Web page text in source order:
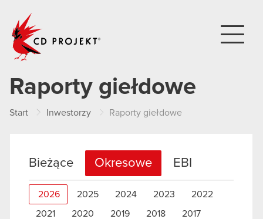
Raporty giełdowe
Start Inwestorzy Raporty giełdowe
Bieżące Okresowe EBI
2026 2025 2024 2023 2022
2021 2020 2019 2018
2017